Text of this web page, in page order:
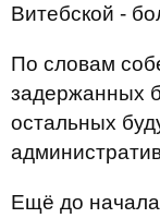
Витебской -
По словам
задержанных
остальных
Ещё до